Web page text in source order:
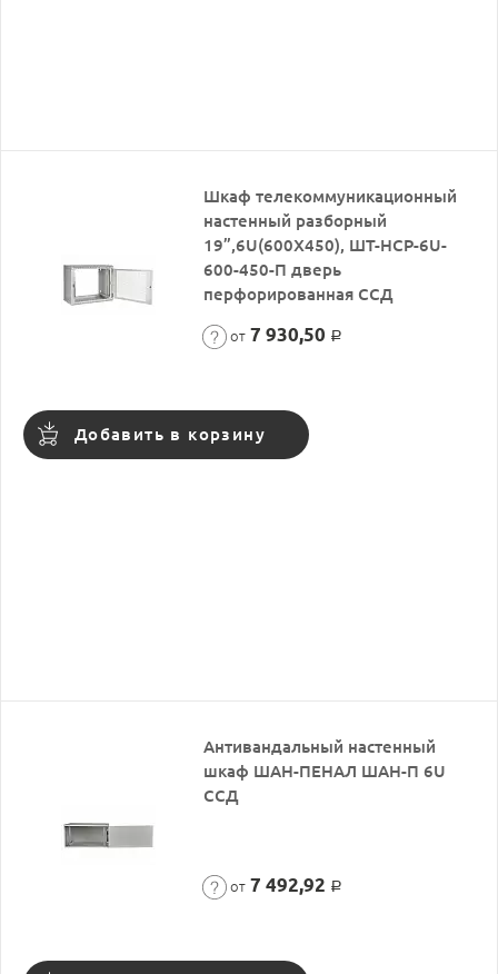
Шкаф телекоммуникационный
настенный разборный
19”,6U(600X450), ШТ-НСР-6U-
600-450-П дверь
перфорированная ССД
от 7 930,50 Р
Добавить в корзину
Антивандальный настенный
шкаф ШАН-ПЕНАЛ ШАН-П 6U
ССД
от 7 492,92 Р